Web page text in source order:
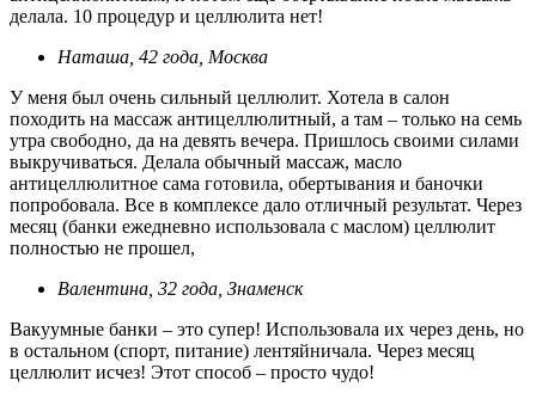
делала. 10 процедур и целлюлита нет!
Наташа, 42 года, Москва
У меня был очень сильный целлюлит. Хотела в салон
походить на массаж антицеллюлитный, а там – только на семь
утра свободно, да на девять вечера. Пришлось своими силами
выкручиваться. Делала обычный массаж, масло
антицеллюлитное сама готовила, обертывания и баночки
попробовала. Все в комплексе дало отличный результат. Через
месяц (банки ежедневно использовала с маслом) целлюлит
полностью не прошел,
Валентина, 32 года, Знаменск
Вакуумные банки – это супер! Использовала их через день, но
в остальном (спорт, питание) лентяйничала. Через месяц
целлюлит исчез! Этот способ – просто чудо!